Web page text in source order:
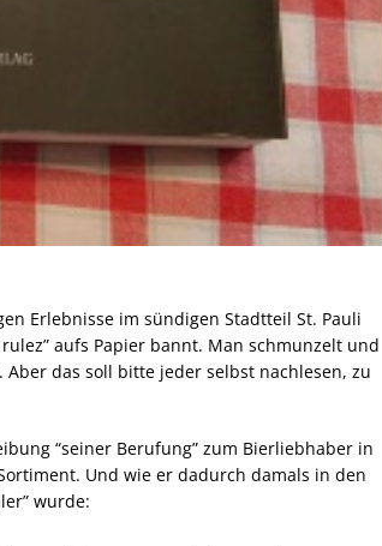
Erlebnisse im sündigen Stadtteil St. Pauli
aufs Papier bannt. Man schmunzelt und
das soll bitte jeder selbst nachlesen, zu
“seiner Berufung” zum Bierliebhaber in
Und wie er dadurch damals in den
wurde: